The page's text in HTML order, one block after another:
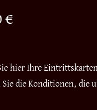
€
hier Ihre
Sie die Konditionen, die